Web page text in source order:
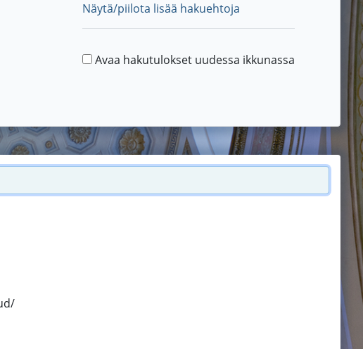
Näytä/piilota lisää hakuehtoja
Avaa hakutulokset uudessa ikkunassa